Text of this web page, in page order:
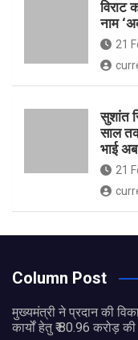
विराट
नाम
21
सुशांत
साल
भाई
21
Column Post
मुख्यमंत्री ने प्रदान की
कार्यों हेतु ₹ 80.96 करोड़ की